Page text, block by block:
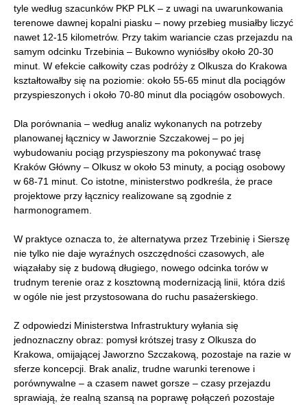
tyle według szacunków PKP PLK – z uwagi na uwarunkowania
terenowe dawnej kopalni piasku – nowy przebieg musiałby liczyć
nawet 12-15 kilometrów. Przy takim wariancie czas przejazdu na
samym odcinku Trzebinia – Bukowno wyniósłby około 20-30
minut. W efekcie całkowity czas podróży z Olkusza do Krakowa
kształtowałby się na poziomie: około 55-65 minut dla pociągów
przyspieszonych i około 70-80 minut dla pociągów osobowych.
Dla porównania – według analiz wykonanych na potrzeby
planowanej łącznicy w Jaworznie Szczakowej – po jej
wybudowaniu pociąg przyspieszony ma pokonywać trasę
Kraków Główny – Olkusz w około 53 minuty, a pociąg osobowy
w 68-71 minut. Co istotne, ministerstwo podkreśla, że prace
projektowe przy łącznicy realizowane są zgodnie z
harmonogramem.
W praktyce oznacza to, że alternatywa przez Trzebinię i Sierszę
nie tylko nie daje wyraźnych oszczędności czasowych, ale
wiązałaby się z budową długiego, nowego odcinka torów w
trudnym terenie oraz z kosztowną modernizacją linii, która dziś
w ogóle nie jest przystosowana do ruchu pasażerskiego.
Z odpowiedzi Ministerstwa Infrastruktury wyłania się
jednoznaczny obraz: pomysł krótszej trasy z Olkusza do
Krakowa, omijającej Jaworzno Szczakową, pozostaje na razie w
sferze koncepcji. Brak analiz, trudne warunki terenowe i
porównywalne – a czasem nawet gorsze – czasy przejazdu
sprawiają, że realną szansą na poprawę połączeń pozostaje